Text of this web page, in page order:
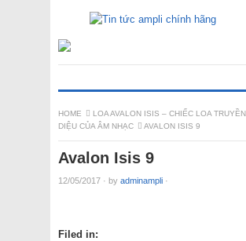
HOME
LOA AVALON ISIS – CHIẾC LOA
DIỆU CỦA ÂM NHẠC
AVALON ISIS 9
Avalon Isis 9
12/05/2017 · by adminampli ·
Filed in: